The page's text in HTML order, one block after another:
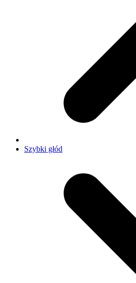
Szybki głód